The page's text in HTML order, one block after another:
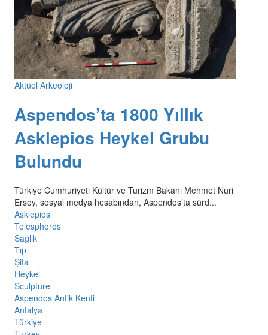
Aktüel Arkeoloji
Aspendos’ta 1800 Yıllık
Asklepios Heykel Grubu
Bulundu
Türkiye Cumhuriyeti Kültür ve Turizm Bakanı Mehmet Nuri
Ersoy, sosyal medya hesabından, Aspendos’ta sürd...
Asklepios
Telesphoros
Sağlık
Tıp
Şifa
Heykel
Sculpture
Aspendos Antik Kenti
Antalya
Türkiye